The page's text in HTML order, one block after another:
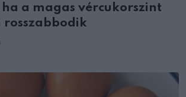
a magas vércukorszint